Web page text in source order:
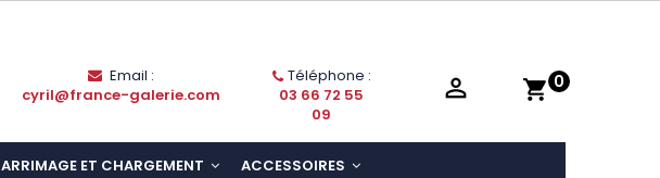
shopping_cart 0
Email :
cyril@france-galerie.com
Téléphone :
03 66 72 55
09

ARRIMAGE ET CHARGEMENT ACCESSOIRES